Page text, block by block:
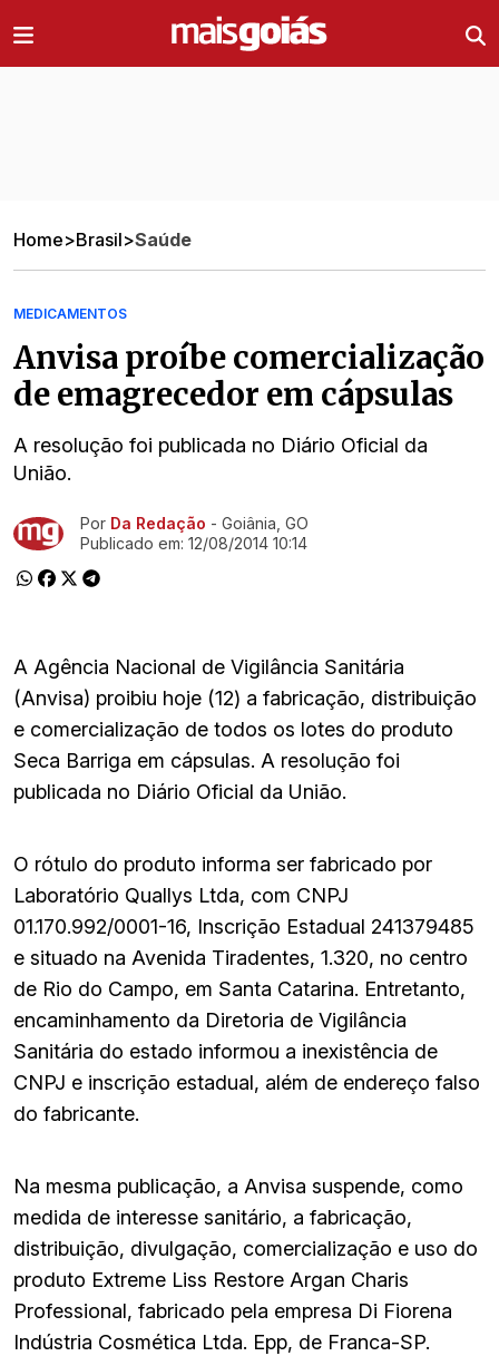
Home>Brasil>Saúde
MEDICAMENTOS
Anvisa proíbe comercialização
de emagrecedor em cápsulas
A resolução foi publicada no Diário Oficial da
União.
Ir direto pra matéria
Por Da Redação - Goiânia, GO
Publicado em: 12/08/2014 10:14
A Agência Nacional de Vigilância Sanitária
(Anvisa) proibiu hoje (12) a fabricação, distribuição
e comercialização de todos os lotes do produto
Seca Barriga em cápsulas. A resolução foi
publicada no Diário Oficial da União.
O rótulo do produto informa ser fabricado por
Laboratório Quallys Ltda, com CNPJ
01.170.992/0001-16, Inscrição Estadual 241379485
e situado na Avenida Tiradentes, 1.320, no centro
de Rio do Campo, em Santa Catarina. Entretanto,
encaminhamento da Diretoria de Vigilância
Sanitária do estado informou a inexistência de
CNPJ e inscrição estadual, além de endereço falso
do fabricante.
Na mesma publicação, a Anvisa suspende, como
medida de interesse sanitário, a fabricação,
distribuição, divulgação, comercialização e uso do
produto Extreme Liss Restore Argan Charis
Professional, fabricado pela empresa Di Fiorena
Indústria Cosmética Ltda. Epp, de Franca-SP.